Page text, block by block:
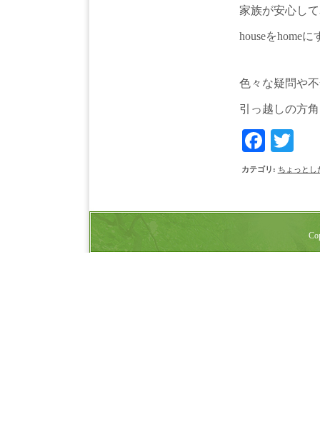
家族が安心し
houseをhome
色々な疑問や
引っ越しの方
カテゴリ : ちょっとし